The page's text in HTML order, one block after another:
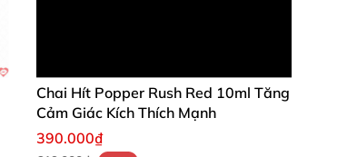
Chai Hít Popper Rush Red 10ml Tăng
Cảm Giác Kích Thích Mạnh
390.000₫